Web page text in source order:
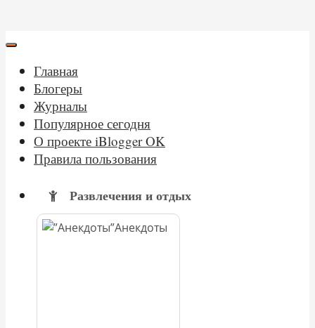
Главная
Блогеры
Журналы
Популярное сегодня
О проекте iBlogger OK
Правила пользования
Развлечения и отдых
Анекдоты